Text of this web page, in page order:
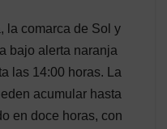
la comarca de Sol y
bajo alerta naranja
las 14:00 horas. La
acumular hasta
en doce horas, con